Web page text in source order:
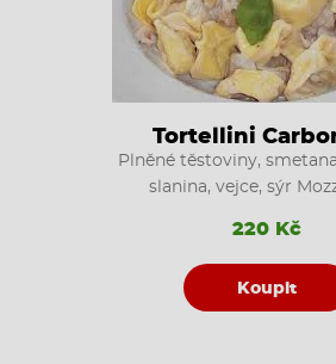
Tortellini
Plněné těstoviny,
slanina, vejce, sýr
220 Kč
Koupit